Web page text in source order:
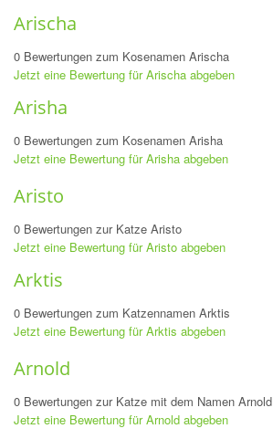
Arischa
0 Bewertungen zum Kosenamen Arischa
Jetzt eine Bewertung für Arischa abgeben
Arisha
0 Bewertungen zum Kosenamen Arisha
Jetzt eine Bewertung für Arisha abgeben
Aristo
0 Bewertungen zur Katze Aristo
Jetzt eine Bewertung für Aristo abgeben
Arktis
0 Bewertungen zum Katzennamen Arktis
Jetzt eine Bewertung für Arktis abgeben
Arnold
0 Bewertungen zur Katze mit dem Namen Arnold
Jetzt eine Bewertung für Arnold abgeben